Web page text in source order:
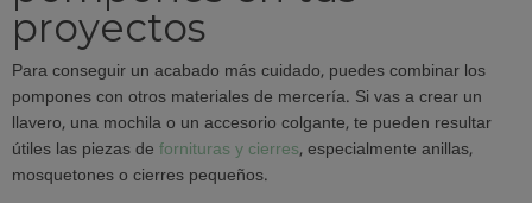
proyectos
Para conseguir un acabado más cuidado, puedes combinar los
pompones con otros materiales de mercería. Si vas a crear un
llavero, una mochila o un accesorio colgante, te pueden resultar
útiles las piezas de fornituras y cierres, especialmente anillas,
mosquetones o cierres pequeños.